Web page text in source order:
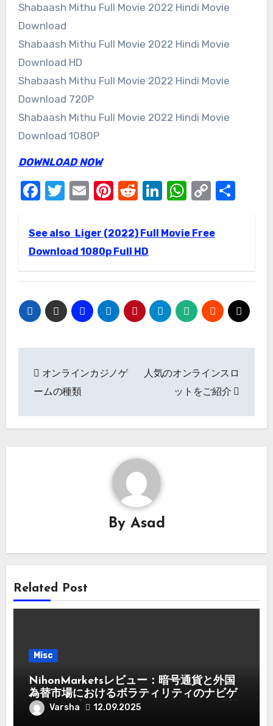
Shabaash Mithu Full Movie 2022 Hindi Movie
Download
Shabaash Mithu Full Movie 2022 Hindi Movie
Download HD
Shabaash Mithu Full Movie 2022 Hindi Movie
Download 720P
Shabaash Mithu Full Movie 2022 Hindi Movie
Download 1080P
DOWNLOAD NOW
Facebook
Twitter
EmailPinterest
Reddit
LinkedIn
Copy
See also Liger (2022) Full Movie Free
Download 1080p Full HD
navigation
オンラインカジノゲ
ームの種類
人気のオンラインスロ
ットをご紹介
By Asad
Related Post
Misc
NihonMarketsレビュー：暗号通貨と外国
為替市場におけるボラティリティのナビゲ
ート – 日本のトレーダー向けリスク管理戦
略
Varsha 12.09.2025